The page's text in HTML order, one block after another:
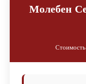
Молебен
Стоимость